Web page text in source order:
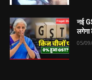
नई
लगेगा
05/